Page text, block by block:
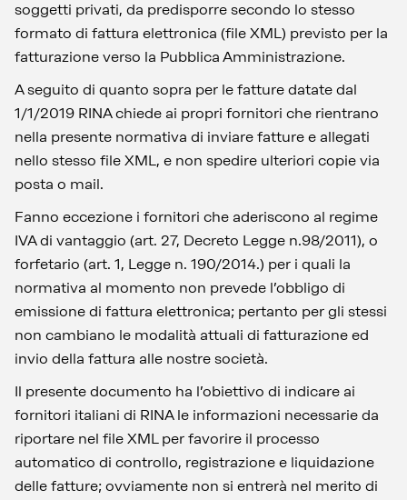
soggetti privati, da predisporre secondo lo stesso
formato di fattura elettronica (file XML) previsto per la
fatturazione verso la Pubblica Amministrazione.
A seguito di quanto sopra per le fatture datate dal
1/1/2019 RINA chiede ai propri fornitori che rientrano
nella presente normativa di inviare fatture e allegati
nello stesso file XML, e non spedire ulteriori copie via
posta o mail.
Fanno eccezione i fornitori che aderiscono al regime
IVA di vantaggio (art. 27, Decreto Legge n.98/2011), o
forfetario (art. 1, Legge n. 190/2014.) per i quali la
normativa al momento non prevede l’obbligo di
emissione di fattura elettronica; pertanto per gli stessi
non cambiano le modalità attuali di fatturazione ed
invio della fattura alle nostre società.
Il presente documento ha l’obiettivo di indicare ai
fornitori italiani di RINA le informazioni necessarie da
riportare nel file XML per favorire il processo
automatico di controllo, registrazione e liquidazione
delle fatture; ovviamente non si entrerà nel merito di